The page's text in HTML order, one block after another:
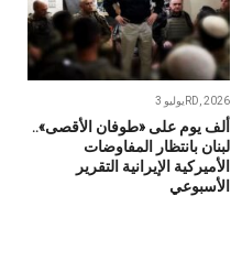
يوليو 3RD, 2026
ألف يوم على «طوفان الأقصى»..
لبنان بانتظار المفاوضات
الأميركية الإيرانية التقرير
الأسبوعي